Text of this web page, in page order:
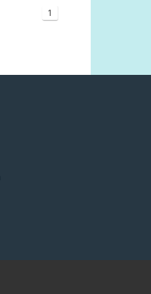
1